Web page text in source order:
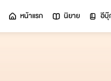
หน้าแรก นิยาย อีบุ๊